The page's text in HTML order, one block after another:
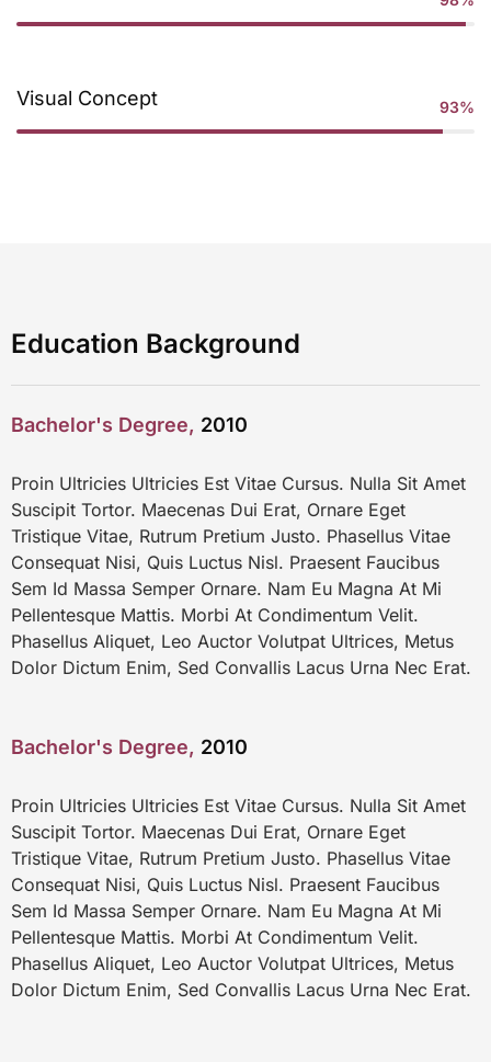
Visual Concept 93%
Education Background
Bachelor's Degree, 2010
Proin Ultricies Ultricies Est Vitae Cursus. Nulla Sit Amet
Suscipit Tortor. Maecenas Dui Erat, Ornare Eget
Tristique Vitae, Rutrum Pretium Justo. Phasellus Vitae
Consequat Nisi, Quis Luctus Nisl. Praesent Faucibus
Sem Id Massa Semper Ornare. Nam Eu Magna At Mi
Pellentesque Mattis. Morbi At Condimentum Velit.
Phasellus Aliquet, Leo Auctor Volutpat Ultrices, Metus
Dolor Dictum Enim, Sed Convallis Lacus Urna Nec Erat.
Bachelor's Degree, 2010
Proin Ultricies Ultricies Est Vitae Cursus. Nulla Sit Amet
Suscipit Tortor. Maecenas Dui Erat, Ornare Eget
Tristique Vitae, Rutrum Pretium Justo. Phasellus Vitae
Consequat Nisi, Quis Luctus Nisl. Praesent Faucibus
Sem Id Massa Semper Ornare. Nam Eu Magna At Mi
Pellentesque Mattis. Morbi At Condimentum Velit.
Phasellus Aliquet, Leo Auctor Volutpat Ultrices, Metus
Dolor Dictum Enim, Sed Convallis Lacus Urna Nec Erat.